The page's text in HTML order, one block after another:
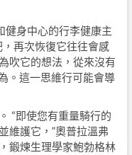
健身中心的行李健康主
再次恢復它往往會感
吹它的想法，從來沒有
。這一思維行可能會導
“即使您有重量騎行的
維護它，”奧普拉溫弗
鍛煉生理學家鮑勃格林